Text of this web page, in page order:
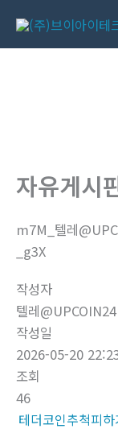
츠
자유게시
m7M_텔레
_g3X
작성자
텔레@UPCOIN24
작성일
2026-05-20
조회
46
테더코인추척피하